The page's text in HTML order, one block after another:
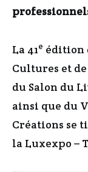
La 41e édition
Cultures et
du Salon du
ainsi que du
Créations se
la Luxexpo –